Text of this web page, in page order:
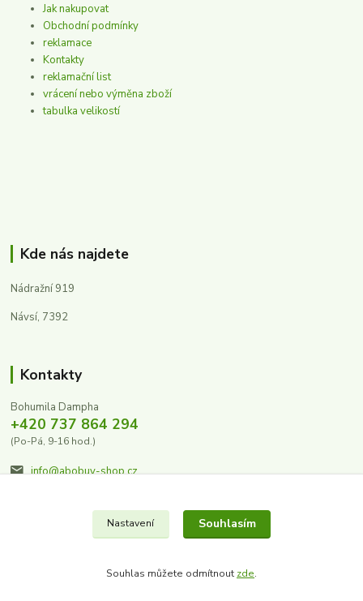
Jak nakupovat
Obchodní podmínky
reklamace
Kontakty
reklamační list
vrácení nebo výměna zboží
tabulka velikostí
Kde nás najdete
Nádražní 919
Návsí, 7392
Kontakty
Bohumila Dampha
+420 737 864 294
(Po-Pá, 9-16 hod.)
info@abobuv-shop.cz
Nastavení Souhlasím
Souhlas můžete odmítnout zde.